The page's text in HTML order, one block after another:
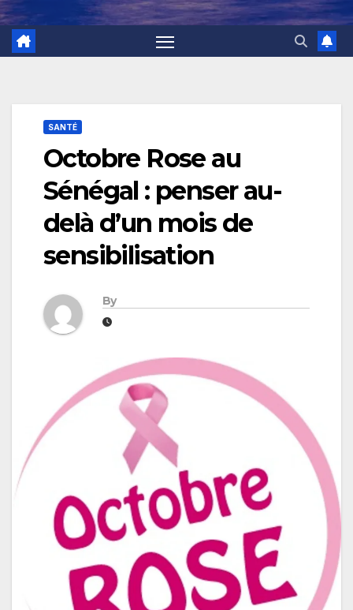
SANTÉ
Octobre Rose au
Sénégal : penser au-
delà d’un mois de
sensibilisation
By